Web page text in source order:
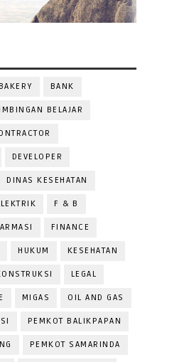
BAKERY BANK
BELAJAR
DEVELOPER
DINAS KESEHATAN
F & B
FINANCE
HUKUM KESEHATAN
LEGAL
MIGAS OIL AND GAS
PEMKOT BALIKPAPAN
PEMKOT SAMARINDA